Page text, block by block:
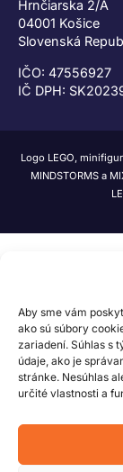
Aby sme vám
ako sú súbory
zariadení. Súhlas s
údaje, ako je
stránke. Nesúhlas
určité vlastnosti a
Hrnčiarska 2/A
04001 Košice
Slovenská
IČO: 47556927
IČ DPH:
Logo LEGO,
MINDSTORMS a